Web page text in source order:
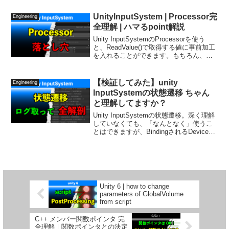
バへのポインタとなると、難易度がグ
ッ...
Engineering
UnityInputSystem | Processor完
全理解 | ハマるpoint解説
Unity InputSystemのProcessorを使う
と、ReadValue()で取得する値に事前加工
を入れることができます。もちろん、
とGameLogic部を切り離すことができま
す。今回は、OriginalのProcessorをつく
っていくことで、ハマるpointも潰して、
Processorの完全理解を目指します。
Engineering
【検証してみた】unity
InputSystemの状態遷移 ちゃん
と理解してますか？
Unity InputSystemの状態遷移。深く理解
していなくても、「なんとなく」使うこ
とはできますが、BindingされるDeviceに
す。今回、私自身は、実際にログを取り
ながら一通り動作させて、動きを検証し
ました。皆さんが検証する際の参考にな
るよう、これを動画にまとめておきま
す。
Unity 6 | how to change
parameters of GlobalVolume
from script
C++ メンバー関数ポインタ 完
全理解｜関数ポインタとの決定